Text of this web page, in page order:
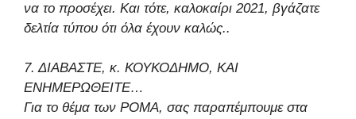
να το προσέχει. Και τότε, καλοκαίρι 2021, βγάζατε
δελτία τύπου ότι όλα έχουν καλώς..
7. ΔΙΑΒΑΣΤΕ, κ. ΚΟΥΚΟΔΗΜΟ, ΚΑΙ
ΕΝΗΜΕΡΩΘΕΙΤΕ…
Για το θέμα των ΡΟΜΑ, σας παραπέμπουμε στα